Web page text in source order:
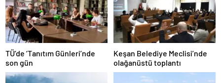
TÜ’de ‘Tanıtım Günleri’nde
son gün
Keşan Belediye Meclisi’nde
olağanüstü toplantı